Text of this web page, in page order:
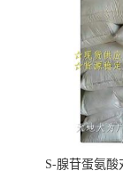
S-腺苷蛋氨酸